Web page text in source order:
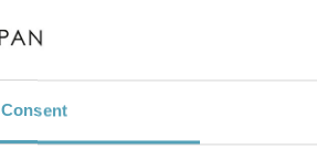
Consent